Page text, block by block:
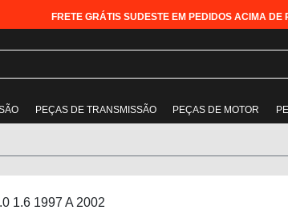
FRETE GRÁTIS SUDESTE EM PEDIDOS ACIMA DE
PEÇAS DE TRANSMISSÃO PEÇAS DE MOTOR
1.6 1997 A 2002